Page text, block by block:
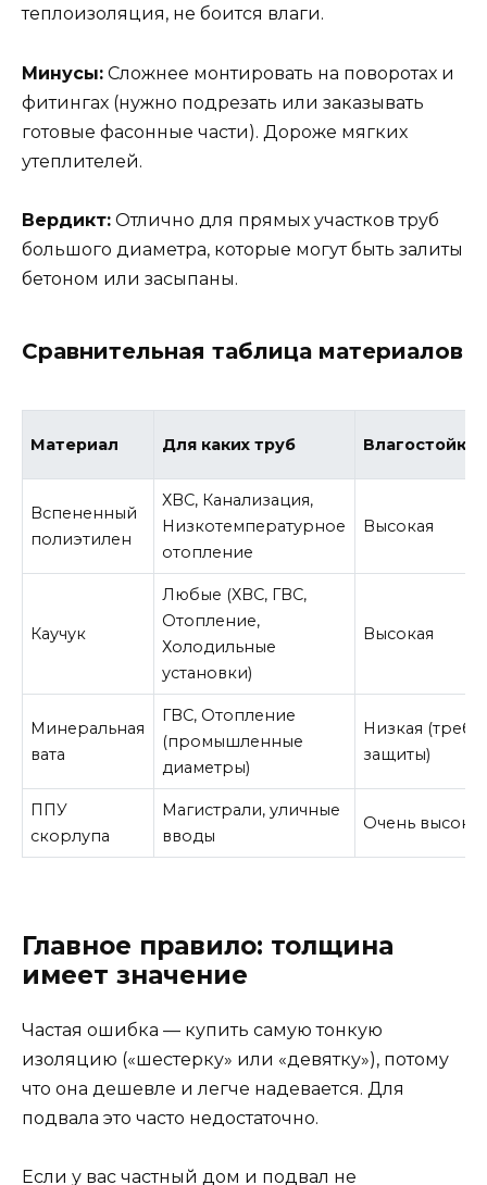
теплоизоляция, не боится влаги.
Минусы: Сложнее монтировать на поворотах и
фитингах (нужно подрезать или заказывать
готовые фасонные части). Дороже мягких
утеплителей.
Вердикт: Отлично для прямых участков труб
большого диаметра, которые могут быть залиты
бетоном или засыпаны.
Сравнительная таблица материалов
Материал Для каких труб
Вспененный
полиэтилен
ХВС, Канализация,
Низкотемпературное
отопление
Высокая
Каучук
Любые (ХВС, ГВС,
Отопление,
Холодильные
установки)
Высокая
Минеральная
вата
ГВС, Отопление
(промышленные
диаметры)
Низкая
защиты)
ППУ
скорлупа
Магистрали, уличные
вводы
Очень
Главное правило: толщина
имеет значение
Частая ошибка — купить самую тонкую
изоляцию («шестерку» или «девятку»), потому
что она дешевле и легче надевается. Для
подвала это часто недостаточно.
Если у вас частный дом и подвал не